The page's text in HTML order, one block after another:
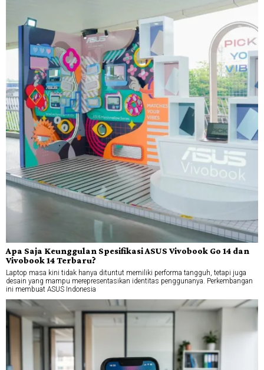
Apa Saja Keunggulan Spesifikasi ASUS Vivobook Go 14 dan
Vivobook 14 Terbaru?
Laptop masa kini tidak hanya dituntut memiliki performa tangguh, tetapi juga
desain yang mampu merepresentasikan identitas penggunanya. Perkembangan
ini membuat ASUS Indonesia